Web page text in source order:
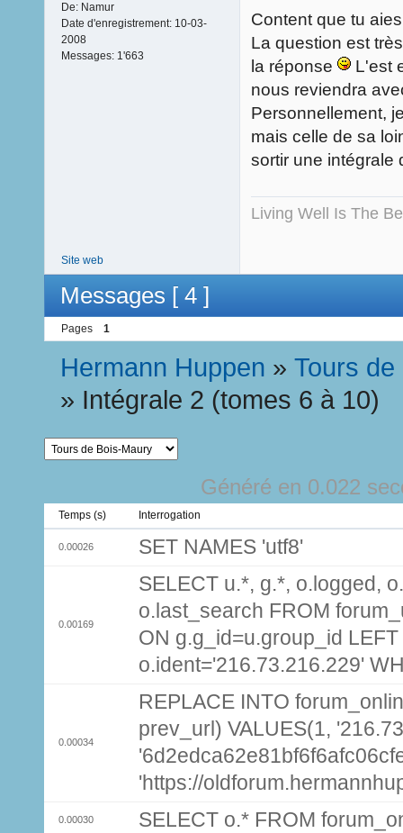
De: Namur
Date d'enregistrement: 10-03-
2008
Messages: 1'663
Content que tu
La question est
la réponse
L'est
nous reviendra
Personnellement,
mais celle de sa
sortir une
Living Well Is The
Site web
Messages [ 4 ]
Pages 1
Hermann Huppen »Tours
» Intégrale 2 (tomes 6 à 10)
Généré en 0.022
Temps (s) Interrogation
0.00026 SET NAMES 'utf8'
0.00169
SELECT u.*, g.*, o.logged,
o.last_search FROM
ON g.g_id=u.group_id
o.ident='216.73.216.229'
0.00034
REPLACE INTO
prev_url) VALUES(1,
'https://
0.00030 SELECT o.* FROM